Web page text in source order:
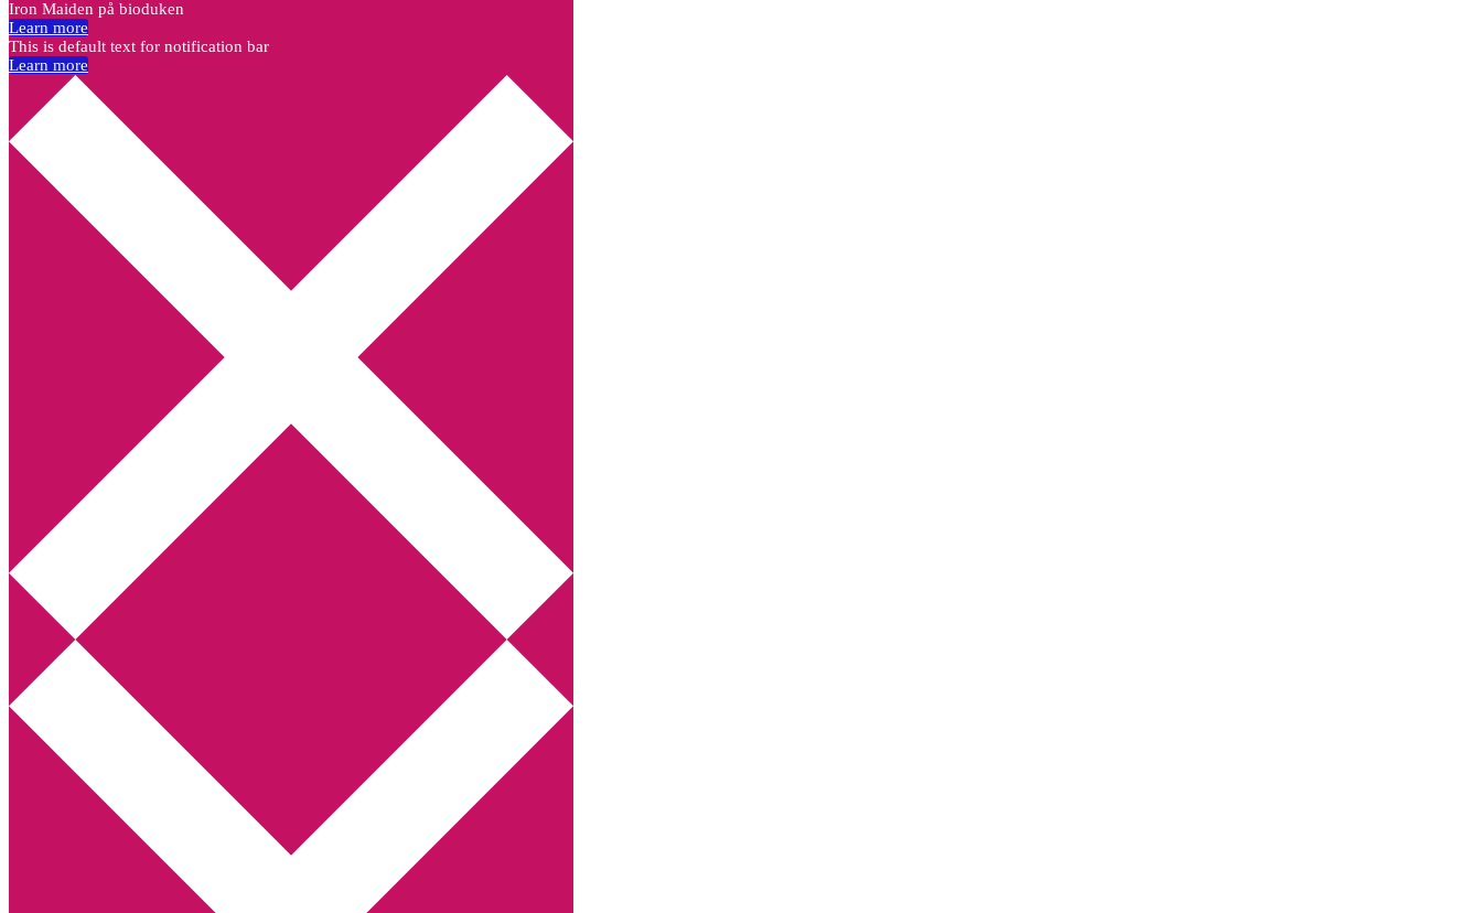
Annikas litteratur- och kulturblogg
Deckare, kriminalromaner, thrillers
Hem
Boktolva
Författarfemman
Kontakt
Webbshop Amazon
Iron Maiden på bioduken
Learn more
This is default text for notification bar
Learn more